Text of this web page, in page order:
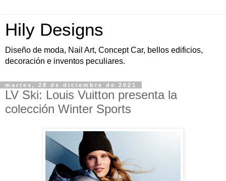
Hily Designs
Diseño de moda, Nail Art, Concept Car, bellos edificios,
decoración e inventos peculiares.
martes, 28 de diciembre de 2021
LV Ski: Louis Vuitton presenta la
colección Winter Sports